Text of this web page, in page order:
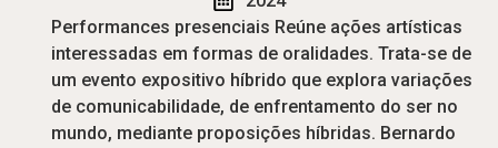
Performances presenciais Reúne ações artísticas
interessadas em formas de oralidades. Trata-se de
um evento expositivo híbrido que explora variações
de comunicabilidade, de enfrentamento do ser no
mundo, mediante proposições híbridas. Bernardo